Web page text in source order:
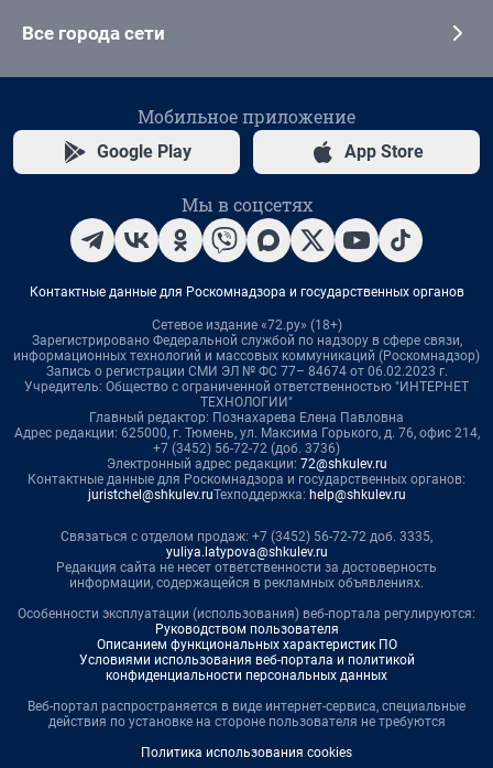
Все города сети
Мобильное приложение
Google Play App Store
Мы в соцсетях
Контактные данные для Роскомнадзора и государственных органов
Сетевое издание «72.ру» (18+)
Зарегистрировано Федеральной службой по надзору в сфере связи,
информационных технологий и массовых коммуникаций (Роскомнадзор)
Запись о регистрации СМИ ЭЛ № ФС 77– 84674 от 06.02.2023 г.
Учредитель: Общество с ограниченной ответственностью "ИНТЕРНЕТ
ТЕХНОЛОГИИ"
Главный редактор: Познахарева Елена Павловна
Адрес редакции: 625000, г. Тюмень, ул. Максима Горького, д. 76, офис 214,
+7 (3452) 56-72-72 (доб. 3736)
Электронный адрес редакции: 72@shkulev.ru
Контактные данные для Роскомнадзора и государственных органов:
juristchel@shkulev.ruТехподдержка: help@shkulev.ru
Связаться с отделом продаж: +7 (3452) 56-72-72 доб. 3335,
yuliya.latypova@shkulev.ru
Редакция сайта не несет ответственности за достоверность
информации, содержащейся в рекламных объявлениях.
Особенности эксплуатации (использования) веб-портала регулируются:
Руководством пользователя
Описанием функциональных характеристик ПО
Условиями использования веб-портала и политикой
конфиденциальности персональных данных
Веб-портал распространяется в виде интернет-сервиса, специальные
действия по установке на стороне пользователя не требуются
Политика использования cookies